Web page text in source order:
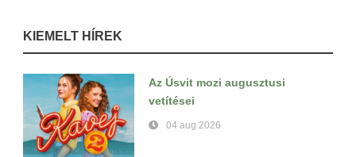
KIEMELT HÍREK
Az Úsvit mozi augusztusi
vetítései
04 aug 2026